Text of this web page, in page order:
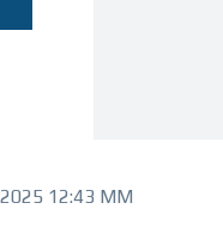
12:43 ΜΜ